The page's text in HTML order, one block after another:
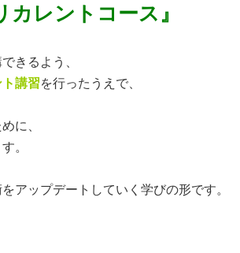
カレントコース』
きるよう、
講習を行ったうえで、
に、
。
アップデートしていく学びの形です。